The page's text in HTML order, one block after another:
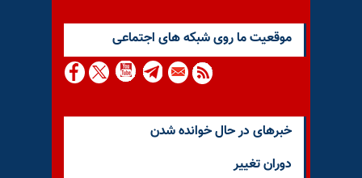
موقعيت ما روى شبكه هاى اجتماعى
خبرهای در حال خوانده شدن
دوران تغییر